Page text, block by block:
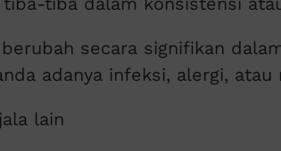
secara signifikan
adanya infeksi, alergi, atau
lain